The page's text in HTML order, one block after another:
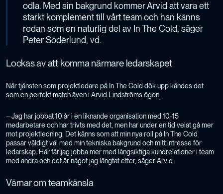
odla. Med sin bakgrund kommer Arvid att vara ett
starkt komplement till vårt team och han känns
redan som en naturlig del av In The Cold, säger
Peter Söderlund, vd.
Lockas av att komma närmare ledarskapet
När tjänsten som projektledare på In The Cold dök upp kändes det
som en perfekt match även i Arvid Lindströms ögon.
– Jag har jobbat 10 år i en liknande organisation med 10-15
medarbetare och har trivts med det, men har under en tid velat gå mer
mot projektledning. Det känns som att min nya roll på In The Cold
passar väldigt väl med min tekniska bakgrund och mitt intresse för
ledarskap. Här får jag jobba mer med långsiktiga kundrelationer i team
med andra och det är något jag längtat efter, säger Arvid.
Värnar om teamkänsla